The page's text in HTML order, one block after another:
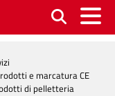
e marcatura CE
di pelletteria